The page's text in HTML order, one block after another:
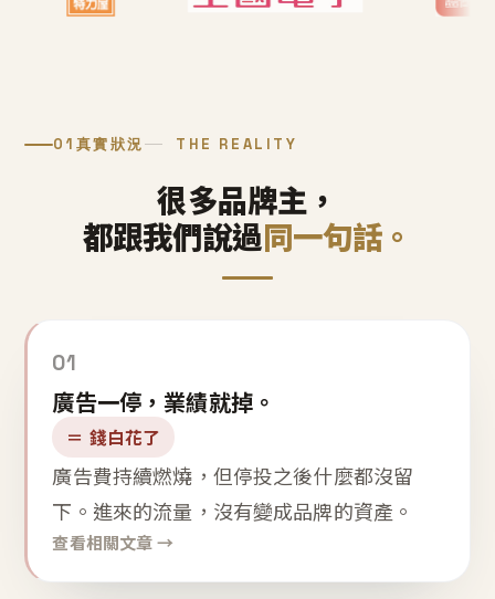
01 真實狀況 THE REALITY
很多品牌主，
都跟我們說過同一句話。
01
廣告一停，業績就掉。
＝ 錢白花了
廣告費持續燃燒，但停投之後什麼都沒留
下。進來的流量，沒有變成品牌的資產。
查看相關文章 →